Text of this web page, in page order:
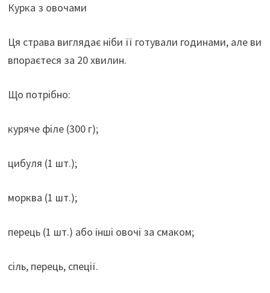
Курка з овочами
Ця страва виглядає ніби її готували годинами, але ви
впораєтеся за 20 хвилин.
Що потрібно:
куряче філе (300 г);
цибуля (1 шт.);
морква (1 шт.);
перець (1 шт.) або інші овочі за смаком;
сіль, перець, спеції.